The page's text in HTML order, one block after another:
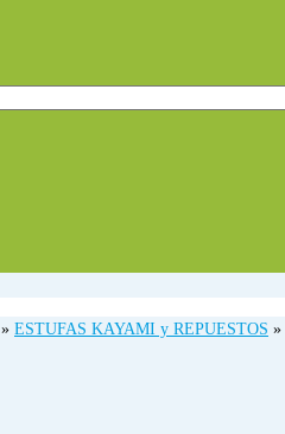
» ESTUFAS KAYAMI y REPUESTOS »